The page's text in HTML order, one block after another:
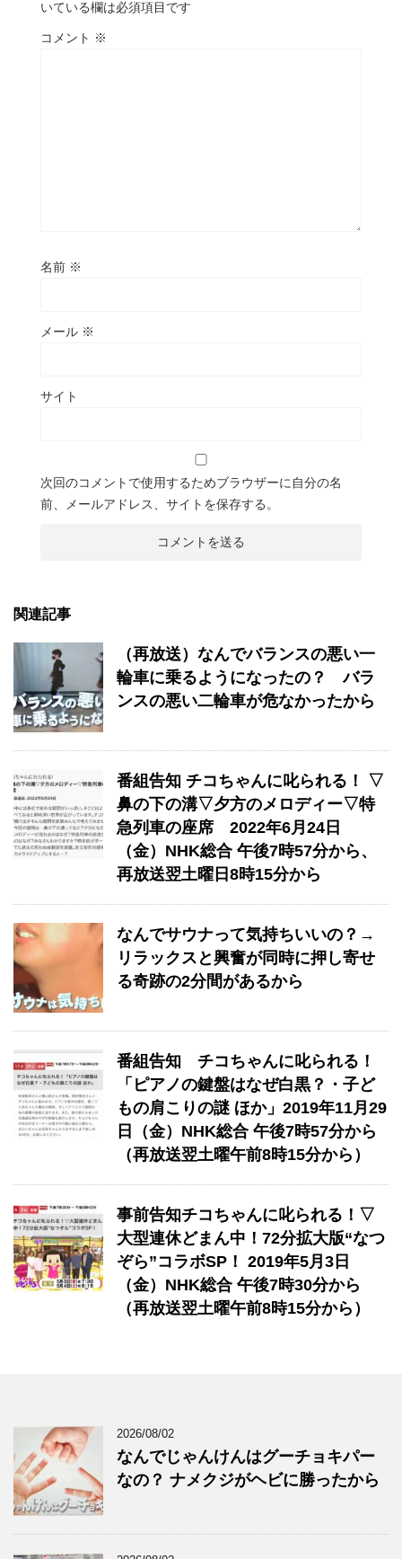
いている欄は必須項目です
コメント ※
名前 ※
メール ※
サイト
次回のコメントで使用するためブラウザーに自分の名
前、メールアドレス、サイトを保存する。
関連記事
（再放送）なんでバランスの悪い一
輪車に乗るようになったの？ バラ
ンスの悪い二輪車が危なかったから
番組告知 チコちゃんに叱られる！ ▽
鼻の下の溝▽夕方のメロディー▽特
急列車の座席 2022年6月24日
（金）NHK総合 午後7時57分から、
再放送翌土曜日8時15分から
なんでサウナって気持ちいいの？→
リラックスと興奮が同時に押し寄せ
る奇跡の2分間があるから
番組告知 チコちゃんに叱られる！
「ピアノの鍵盤はなぜ白黒？・子ど
もの肩こりの謎 ほか」2019年11月29
日（金）NHK総合 午後7時57分から
（再放送翌土曜午前8時15分から）
事前告知チコちゃんに叱られる！▽
大型連休どまん中！72分拡大版“なつ
ぞら”コラボSP！ 2019年5月3日
（金）NHK総合 午後7時30分から
（再放送翌土曜午前8時15分から）
2026/08/02
なんでじゃんけんはグーチョキパー
なの？ ナメクジがヘビに勝ったから